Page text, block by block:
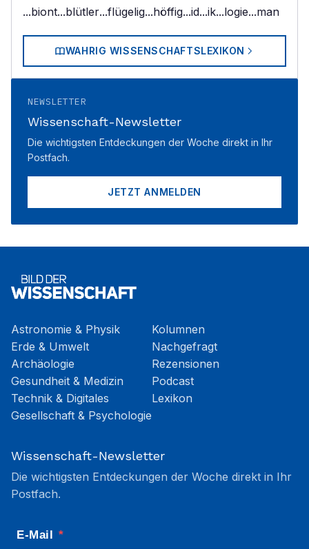
...biont...blütler...flügelig...höffig...id...ik...logie...man
WAHRIG WISSENSCHAFTSLEXIKON
NEWSLETTER
Wissenschaft-Newsletter
Die wichtigsten Entdeckungen der Woche direkt in Ihr
Postfach.
JETZT ANMELDEN
Astronomie & Physik
Erde & Umwelt
Archäologie
Gesundheit & Medizin
Technik & Digitales
Gesellschaft & Psychologie
Kolumnen
Nachgefragt
Rezensionen
Podcast
Lexikon
Wissenschaft-Newsletter
Die wichtigsten Entdeckungen der Woche direkt in Ihr
Postfach.